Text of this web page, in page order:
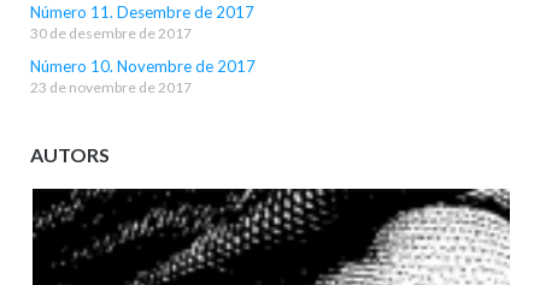
Número 11. Desembre de 2017
30 de desembre de 2017
Número 10. Novembre de 2017
23 de novembre de 2017
AUTORS